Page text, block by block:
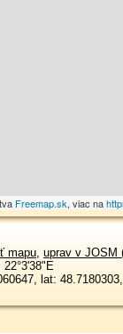
Freemap.sk, viac na
mapu, uprav v JOSM
22°3'38"E
lat: